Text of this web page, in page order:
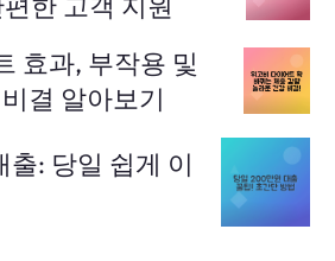
효과, 부작용 및
결 알아보기
: 당일 쉽게 이